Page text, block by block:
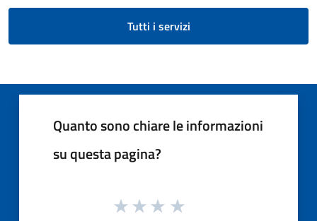
Tutti i servizi
Quanto sono chiare le informazioni
su questa pagina?